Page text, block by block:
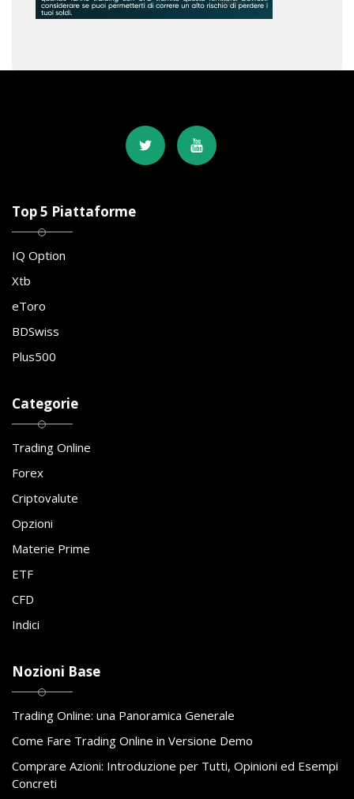
Top 5 Piattaforme
IQ Option
Xtb
eToro
BDSwiss
Plus500
Categorie
Trading Online
Forex
Criptovalute
Opzioni
Materie Prime
ETF
CFD
Indici
Nozioni Base
Trading Online: una Panoramica Generale
Come Fare Trading Online in Versione Demo
Comprare Azioni: Introduzione per Tutti, Opinioni ed Esempi
Concreti